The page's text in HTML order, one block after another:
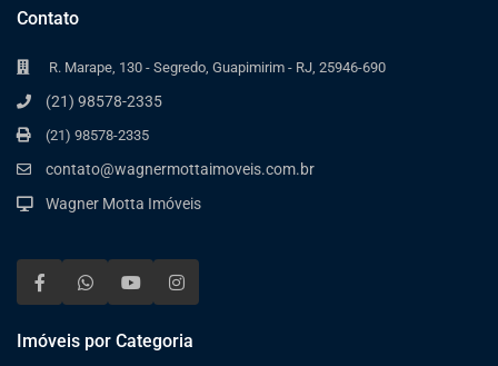
Contato
R. Marape, 130 - Segredo, Guapimirim - RJ, 25946-690
(21) 98578-2335
(21) 98578-2335
contato@wagnermottaimoveis.com.br
Wagner Motta Imóveis
Imóveis por Categoria